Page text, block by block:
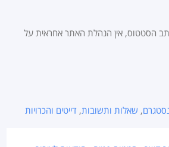
הסטטוס, אין הנהלת האתר אחראית על
, שאלות ותשובות, דייטים והכרויות